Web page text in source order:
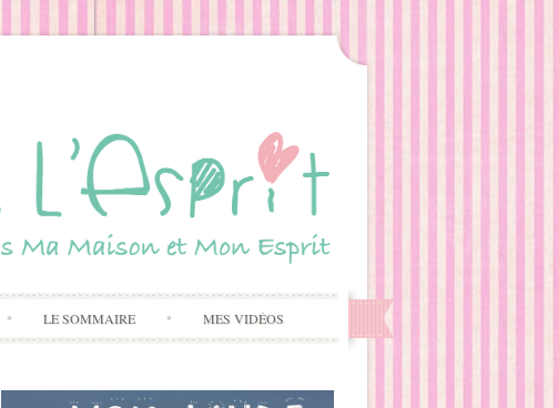
LE SOMMAIRE MES VIDÉOS